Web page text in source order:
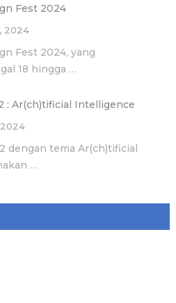
Fest 2024
2024
Fest 2024, yang
18 hingga …
: Ar(ch)tificial Intelligence
dengan tema Ar(ch)tificial
…